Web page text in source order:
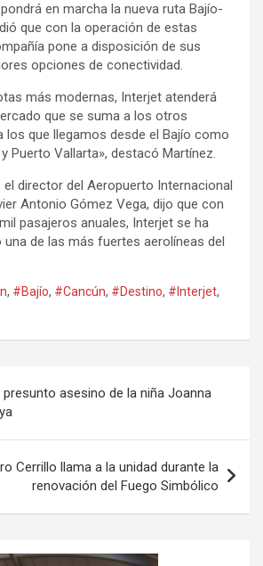
en marcha la nueva ruta Bajío-
que con la operación de estas
pone a disposición de sus
opciones de conectividad.
más modernas, Interjet atenderá
que se suma a los otros
los que llegamos desde el Bajío como
Puerto Vallarta», destacó Martínez.
el director del Aeropuerto Internacional
Antonio Gómez Vega, dijo que con
pasajeros anuales, Interjet se ha
de las más fuertes aerolíneas del
, #Bajío, #Cancún, #Destino, #Interjet,
presunto asesino de la niña Joanna
Cerrillo llama a la unidad durante la
renovación del Fuego Simbólico